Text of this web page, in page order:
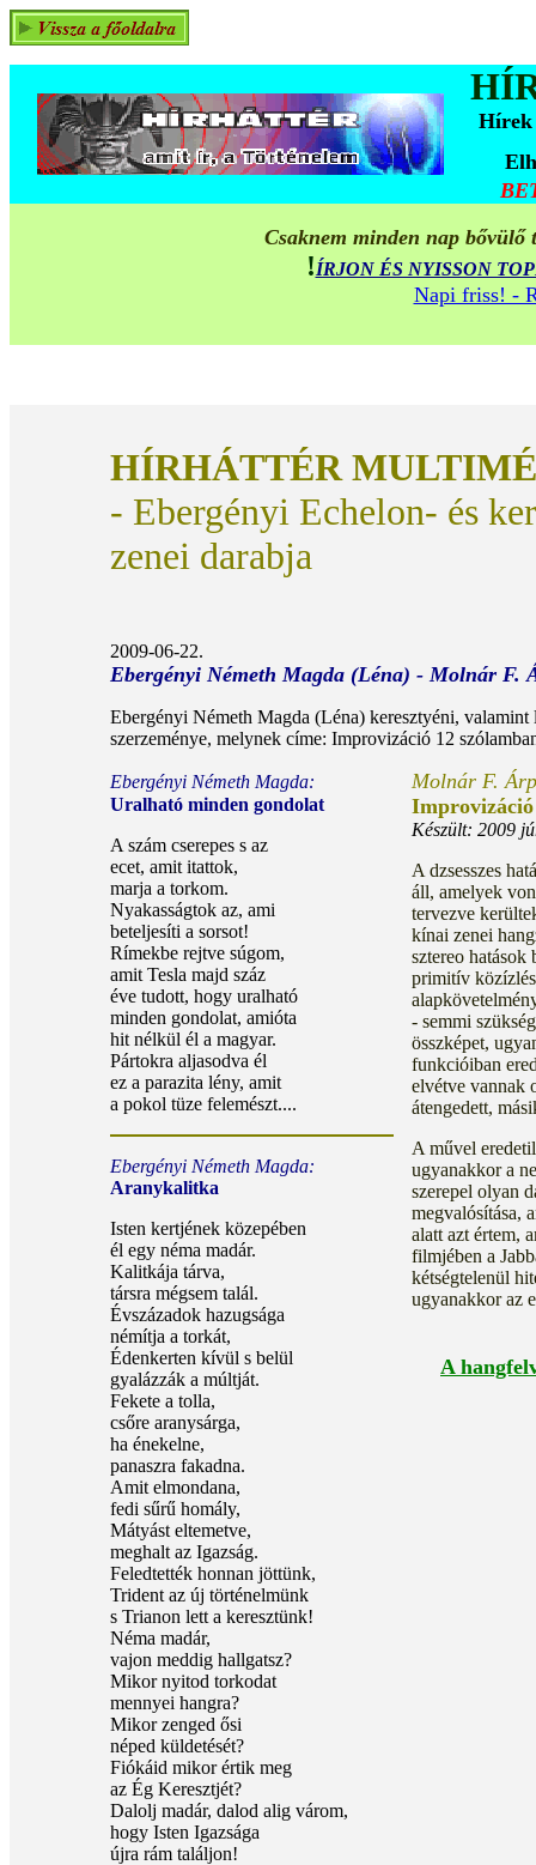
Hírek
Csaknem minden nap
!ÍRJON ÉS NYISSON
Napi friss! -
HÍRHÁTTÉR
- Ebergényi Echelon- és
zenei darabja
2009-06-22.
Ebergényi Németh Magda (Léna) - Molnár F.
Ebergényi Németh Magda (Léna) keresztyéni,
szerzeménye, melynek címe: Improvizáció 12
Ebergényi Németh Magda:
Uralható minden gondolat
A szám cserepes s az
ecet, amit itattok,
marja a torkom.
Nyakasságtok az, ami
beteljesíti a sorsot!
Rímekbe rejtve súgom,
amit Tesla majd száz
éve tudott, hogy uralható
minden gondolat, amióta
hit nélkül él a magyar.
Pártokra aljasodva él
ez a parazita lény, amit
a pokol tüze felemészt....
Ebergényi Németh Magda:
Aranykalitka
Isten kertjének közepében
él egy néma madár.
Kalitkája tárva,
társra mégsem talál.
Évszázadok hazugsága
némítja a torkát,
Édenkerten kívül s belül
gyalázzák a múltját.
Fekete a tolla,
csőre aranysárga,
ha énekelne,
panaszra fakadna.
Amit elmondana,
fedi sűrű homály,
Mátyást eltemetve,
meghalt az Igazság.
Feledtették honnan jöttünk,
Trident az új történelmünk
s Trianon lett a keresztünk!
Néma madár,
vajon meddig hallgatsz?
Mikor nyitod torkodat
mennyei hangra?
Mikor zenged ősi
néped küldetését?
Fiókáid mikor értik meg
az Ég Keresztjét?
Dalolj madár, dalod alig várom,
hogy Isten Igazsága
újra rám találjon!
Molnár F.
Improvizáció
Készült: 2009
A dzsesszes
áll, amelyek
tervezve
kínai zenei
sztereo hatások
primitív
- semmi
összképet,
funkcióiban
elvétve vannak
átengedett,
A művel
ugyanakkor a
szerepel olyan
megvalósítása,
alatt azt értem,
filmjében a
kétségtelenül
ugyanakkor az
A